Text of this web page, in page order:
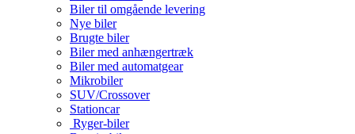
Biler til omgående levering
Nye biler
Brugte biler
Biler med anhængertræk
Biler med automatgear
Mikrobiler
SUV/Crossover
Stationcar
Ryger-biler